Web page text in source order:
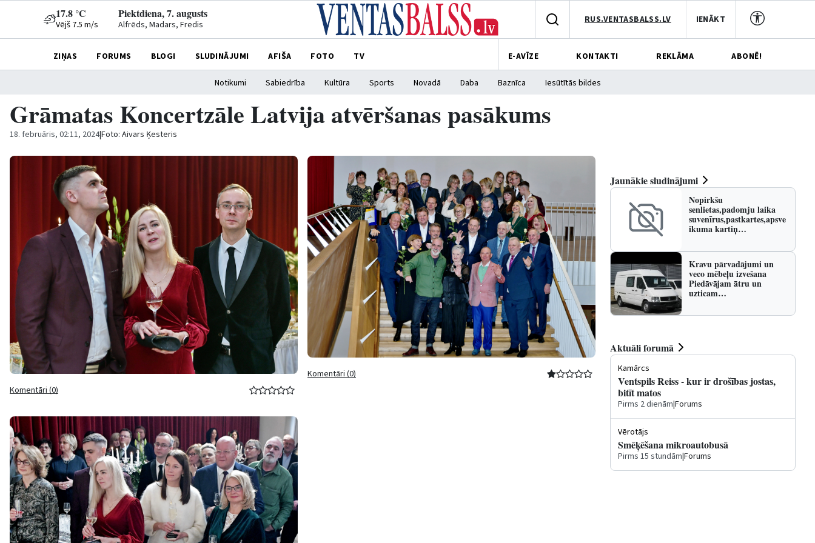
17.8 °C
Vējš 7.5 m/s
Piektdiena, 7. augusts
Alfrēds, Madars, Fredis RUS.VENTASBALSS.LV IENĀKT
ZIŅAS FORUMS BLOGI SLUDINĀJUMI AFIŠA FOTO TV E-AVĪZE KONTAKTI REKLĀMA ABONĒ!
Notikumi Sabiedrība Kultūra Sports Novadā Daba Baznīca Iesūtītās bildes
Grāmatas Koncertzāle Latvija atvēršanas pasākums
18. februāris, 02:11, 2024|Foto: Aivars Ķesteris
Komentāri (0)
Komentāri (0)
Jaunākie sludinājumi
Nopirkšu
senlietas,padomju laika
suvenīrus,pastkartes,apsve
ikuma kartiņ…
Kravu pārvadājumi un
veco mēbeļu izvešana
Piedāvājam ātru un
uzticam…
Aktuāli forumā
Kamārcs
Ventspils Reiss - kur ir drošības jostas,
bitīt matos
Pirms 2 dienām|Forums
Vērotājs
Smēķēšana mikroautobusā
Pirms 15 stundām|Forums